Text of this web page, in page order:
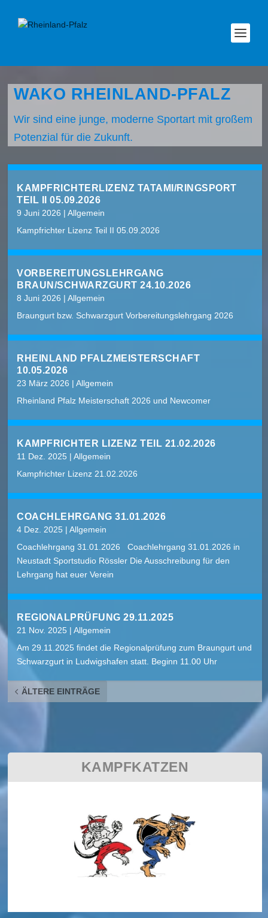
WAKO RHEINLAND-PFALZ
Wir sind eine junge, moderne Sportart mit großem
Potenzial für die Zukunft.
KAMPFRICHTERLIZENZ TATAMI/RINGSPORT
TEIL II 05.09.2026
9 Juni 2026 |Allgemein
Kampfrichter Lizenz Teil II 05.09.2026
VORBEREITUNGSLEHRGANG
BRAUN/SCHWARZGURT 24.10.2026
8 Juni 2026 |Allgemein
Braungurt bzw. Schwarzgurt Vorbereitungslehrgang 2026
RHEINLAND PFALZMEISTERSCHAFT
10.05.2026
23 März 2026 |Allgemein
Rheinland Pfalz Meisterschaft 2026 und Newcomer
KAMPFRICHTER LIZENZ TEIL 21.02.2026
11 Dez. 2025 |Allgemein
Kampfrichter Lizenz 21.02.2026
COACHLEHRGANG 31.01.2026
4 Dez. 2025 |Allgemein
Coachlehrgang 31.01.2026 Coachlehrgang 31.01.2026 in
Neustadt Sportstudio Rössler Die Ausschreibung für den
Lehrgang hat euer Verein
REGIONALPRÜFUNG 29.11.2025
21 Nov. 2025 |Allgemein
Am 29.11.2025 findet die Regionalprüfung zum Braungurt und
Schwarzgurt in Ludwigshafen statt. Beginn 11.00 Uhr
ÄLTERE EINTRÄGE
KAMPFKATZEN